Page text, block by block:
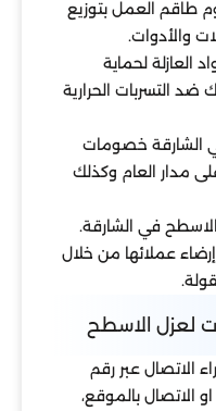
طاقم العمل بتوزيع
والأدوات.
العازلة لحماية
ضد التسربات الحرارية
الشارقة خصومات
مدار العام وكذلك
في الشارقة.
عملائها من خلال
لعزل الاسطح
الاتصال عبر رقم
او الاتصال بالموقع،